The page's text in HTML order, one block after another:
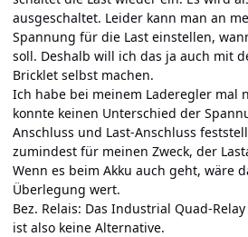
ausgeschaltet. Leider kann man an
Spannung für die Last einstellen,
soll. Deshalb will ich das ja auch mit
Bricklet selbst machen.
Ich habe bei meinem Laderegler mal
konnte keinen Unterschied der
Anschluss und Last-Anschluss
zumindest für meinen Zweck, der
Wenn es beim Akku auch geht, wäre
Überlegung wert.
Bez. Relais: Das Industrial Quad-
ist also keine Alternative.